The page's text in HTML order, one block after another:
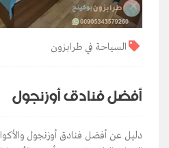
السياحة في طرابزون
أفضل فنادق أوزنجول
دليل عن أفضل فنادق أوزنجول